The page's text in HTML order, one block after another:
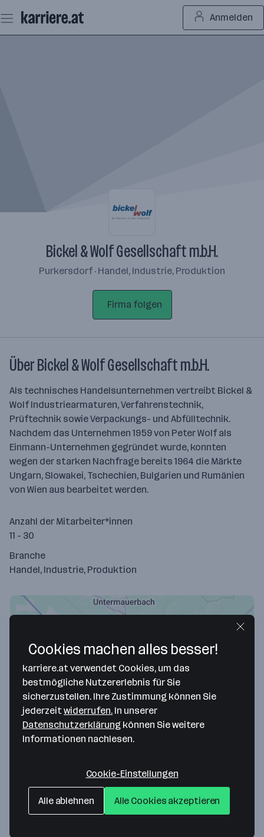
Seiteninhalt
springen
Anmelden
Bickel & Wolf Gesellschaft m.b.H.
Purkersdorf · Handel, Industrie, Produktion
Firma folgen
Über Bickel & Wolf Gesellschaft m.b.H.
Als technisches Handelsunternehmen vertreibt Bickel &
Wolf Industriearmaturen, Verfahrenstechnik,
Prüftechnik sowie Verpackungs- und Abfülltechnik.
Nachdem das Unternehmen 1959 von Peter Wolf als
Einmann-Unternehmen gegründet wurde, konnten
wegen der starken Nachfrage bereits 1964 die Märkte
Ungarn, Slowakei, Tschechien, Bulgarien und Rumänien
von Wien aus bearbeitet werden.
Anzahl der Mitarbeiter*innen
11 - 30
Branche
Handel, Industrie, Produktion
Map data ©2026 Google
Bickel & Wolf Gesellschaft m.b.H.
3002 Purkersdorf— Route berechnen
Website
Cookies machen alles besser!
karriere.at verwendet Cookies, um das
bestmögliche Nutzererlebnis für Sie
sicherzustellen. Ihre Zustimmung können Sie
jederzeit widerrufen. In unserer
Datenschutzerklärung können Sie weitere
Informationen nachlesen.
Cookie-Einstellungen
Alle ablehnen Alle Cookies akzeptieren